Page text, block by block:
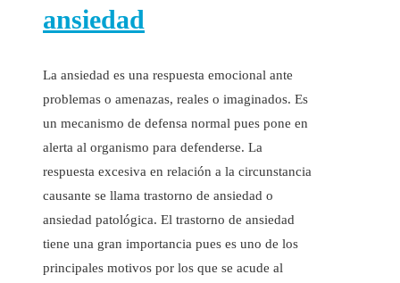
ansiedad
La ansiedad es una respuesta emocional ante
problemas o amenazas, reales o imaginados. Es
un mecanismo de defensa normal pues pone en
alerta al organismo para defenderse. La
respuesta excesiva en relación a la circunstancia
causante se llama trastorno de ansiedad o
ansiedad patológica. El trastorno de ansiedad
tiene una gran importancia pues es uno de los
principales motivos por los que se acude al